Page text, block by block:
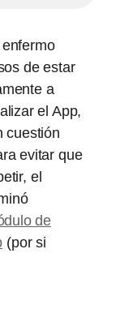
de estar
a
el App,
cuestión
evitar que
el
de
(por si